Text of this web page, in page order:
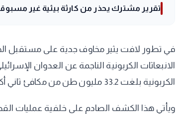
تقرير مشترك يحذر من كارثة بيئية غير مسبوقة
في تطور لافت يثير مخاوف جدية على مستقبل
الانبعاثات الكربونية الناجمة عن العدوان
الكربونية بلغت 33.2 مليون طن من مكافئ ثاني أكسيد الكربون، وهو رقم ضخم يعادل إجمالي الانبعاثات السنوية لبعض الدول بأكملها، مما ينذر بعواقب بيئية وصحية وخيمة.
ويأتي هذا الكشف الصادم على خلفية عمليات